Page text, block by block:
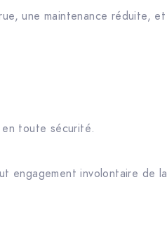
une maintenance réduite, et
en toute sécurité.
engagement involontaire de la